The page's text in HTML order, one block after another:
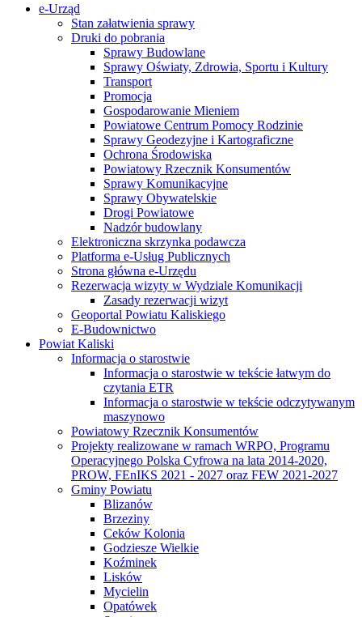
e-Urząd
Stan załatwienia sprawy
Druki do pobrania
Sprawy Budowlane
Sprawy Oświaty, Zdrowia, Sportu i Kultury
Transport
Promocja
Gospodarowanie Mieniem
Powiatowe Centrum Pomocy Rodzinie
Sprawy Geodezyjne i Kartograficzne
Ochrona Środowiska
Powiatowy Rzecznik Konsumentów
Sprawy Komunikacyjne
Sprawy Obywatelskie
Drogi Powiatowe
Nadzór budowlany
Elektroniczna skrzynka podawcza
Platforma e-Usług Publicznych
Strona główna e-Urzędu
Rezerwacja wizyty w Wydziale Komunikacji
Zasady rezerwacji wizyt
Geoportal Powiatu Kaliskiego
E-Budownictwo
Powiat Kaliski
Informacja o starostwie
Informacja o starostwie w tekście łatwym do
czytania ETR
Informacja o starostwie w tekście odczytywanym
maszynowo
Powiatowy Rzecznik Konsumentów
Projekty realizowane w ramach WRPO, Programu
Operacyjnego Polska Cyfrowa na lata 2014-2020,
PROW, FEnIKS 2021 - 2027 oraz FEW 2021-2027
Gminy Powiatu
Blizanów
Brzeziny
Ceków Kolonia
Godziesze Wielkie
Koźminek
Lisków
Mycielin
Opatówek